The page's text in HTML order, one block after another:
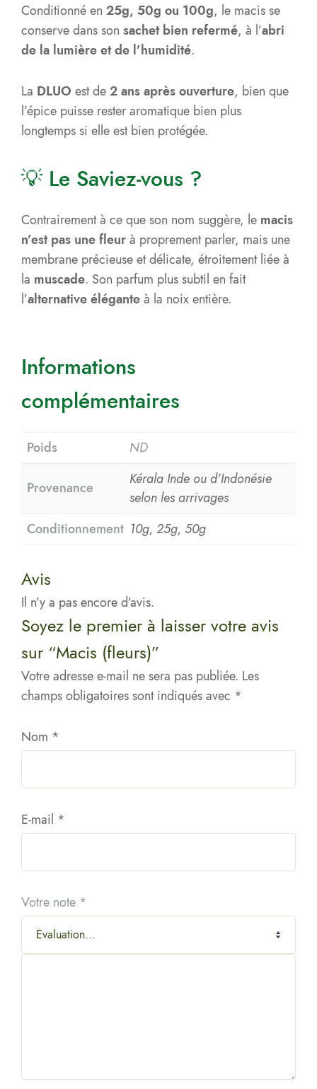
Conditionné en 25g, 50g ou 100g, le macis se
conserve dans son sachet bien refermé, à l’abri
de la lumière et de l’humidité.
La DLUO est de2 ans après ouverture, bien que
l’épice puisse rester aromatique bien plus
longtemps si elle est bien protégée.
💡 Le Saviez-vous ?
Contrairement à ce que son nom suggère, le macis
n’est pas une fleurà proprement parler, mais une
membrane précieuse et délicate, étroitement liée à
la muscade. Son parfum plus subtil en fait
l’alternative éléganteà la noix entière.
Informations
complémentaires
Poids ND
Provenance
Kérala Inde ou d’Indonésie
selon les arrivages
Conditionnement 10g, 25g, 50g
Avis
Il n’y a pas encore d’avis.
Soyez le premier à laisser votre avis
sur “Macis (fleurs)”
Votre adresse e-mail ne sera pas publiée. Les
champs obligatoires sont indiqués avec *
Nom *
E-mail *
Votre note *